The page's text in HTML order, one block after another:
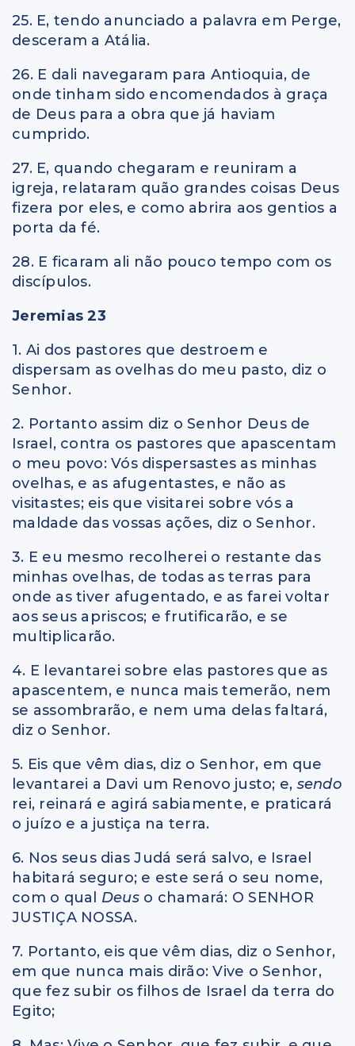
25. E, tendo anunciado a palavra em Perge,
desceram a Atália.
26. E dali navegaram para Antioquia, de
onde tinham sido encomendados à graça
de Deus para a obra que já haviam
cumprido.
27. E, quando chegaram e reuniram a
igreja, relataram quão grandes coisas Deus
fizera por eles, e como abrira aos gentios a
porta da fé.
28. E ficaram ali não pouco tempo com os
discípulos.
Jeremias 23
1. Ai dos pastores que destroem e
dispersam as ovelhas do meu pasto, diz o
Senhor.
2. Portanto assim diz o Senhor Deus de
Israel, contra os pastores que apascentam
o meu povo: Vós dispersastes as minhas
ovelhas, e as afugentastes, e não as
visitastes; eis que visitarei sobre vós a
maldade das vossas ações, diz o Senhor.
3. E eu mesmo recolherei o restante das
minhas ovelhas, de todas as terras para
onde as tiver afugentado, e as farei voltar
aos seus apriscos; e frutificarão, e se
multiplicarão.
4. E levantarei sobre elas pastores que as
apascentem, e nunca mais temerão, nem
se assombrarão, e nem uma delas faltará,
diz o Senhor.
5. Eis que vêm dias, diz o Senhor, em que
levantarei a Davi um Renovo justo; e, sendo
rei, reinará e agirá sabiamente, e praticará
o juízo e a justiça na terra.
6. Nos seus dias Judá será salvo, e Israel
habitará seguro; e este será o seu nome,
com o qual Deus o chamará: O SENHOR
JUSTIÇA NOSSA.
7. Portanto, eis que vêm dias, diz o Senhor,
em que nunca mais dirão: Vive o Senhor,
que fez subir os filhos de Israel da terra do
Egito;